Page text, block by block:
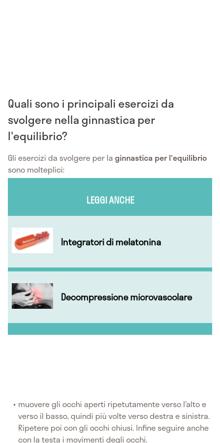
Quali sono i principali esercizi da
svolgere nella ginnastica per
l'equilibrio?
Gli esercizi da svolgere per la ginnastica per l'equilibrio
sono molteplici:
LEGGI ANCHE
Integratori di melatonina
Decompressione microvascolare
muovere gli occhi aperti ripetutamente verso l’alto e
verso il basso, quindi più volte verso destra e sinistra.
Ripetere poi con gli occhi chiusi. Infine seguire anche
con la testa i movimenti degli occhi.